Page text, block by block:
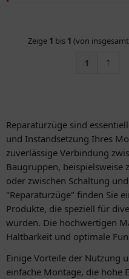
Zeige 1 bis 1 (von insgesamt
1
Reparaturzüge sind
und Instandsetzung Ihres
zuverlässige Verbindung
Baugruppen, beispielsweise
oder zwischen Schaltung
"Reparaturzüge" finden Sie
Produkte, die speziell für
wurden. Die hochwertigen
Haltbarkeit und optimale
Einige Vorteile der Nutzung
einfache Montage, die hohe